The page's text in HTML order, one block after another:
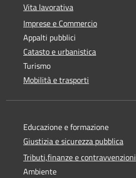
Vita lavorativa
Imprese e Commercio
Appalti pubblici
Catasto e urbanistica
Turismo
Mobilità e trasporti
Educazione e formazione
Giustizia e sicurezza pubblica
Tributi,finanze e contravvenzioni
Ambiente